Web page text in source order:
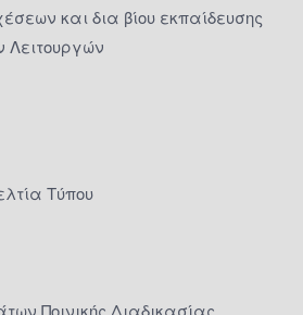
και δια βίου εκπαίδευσης
Λειτουργών
Τύπου
Ποινικής Διαδικασίας